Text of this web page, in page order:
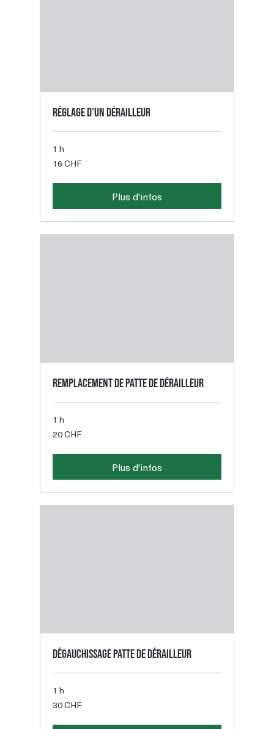
Réglage d'un dérailleur
1 h
francs
16 CHF
Plus d'infos
Remplacement de patte de dérailleur
1 h
francs
20 CHF
Plus d'infos
Dégauchissage patte de dérailleur
1 h
francs
30 CHF